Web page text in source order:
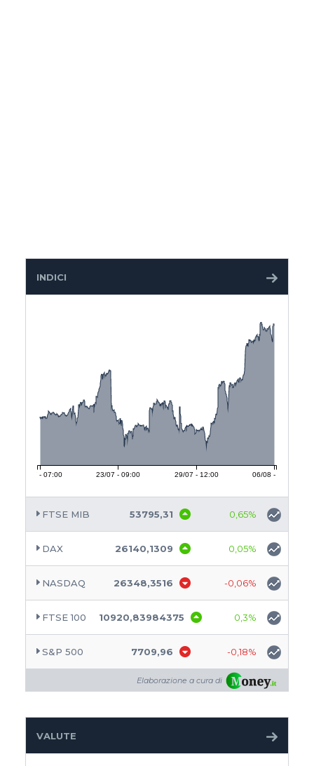
INDICI
20/07 - 07:00 23/07 - 09:00 29/07 - 12:00 06/08 - 07:00
FTSE MIB 53795,31 0,65%
DAX 26140,1309 0,05%
NASDAQ 26348,3516 -0,06%
FTSE 100 10920,83984375 0,3%
S&P 500 7709,96 -0,18%
Elaborazione a cura di
VALUTE